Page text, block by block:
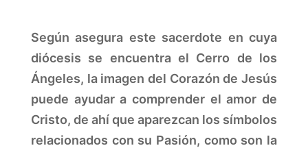
Según asegura este sacerdote en cuya
diócesis se encuentra el Cerro de los
Ángeles, la imagen del Corazón de Jesús
puede ayudar a comprender el amor de
Cristo, de ahí que aparezcan los símbolos
relacionados con su Pasión, como son la